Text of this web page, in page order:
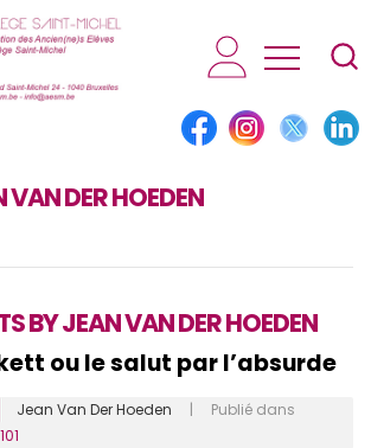
AESM...
VAN DER HOEDEN
BY JEAN VAN DER HOEDEN
ou le salut par l’absurde
Jean Van Der Hoeden | Publié dans